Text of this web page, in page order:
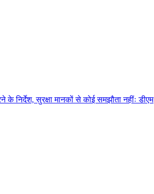
के निर्देश, सुरक्षा मानकों से कोई समझौता नहींः डीएम